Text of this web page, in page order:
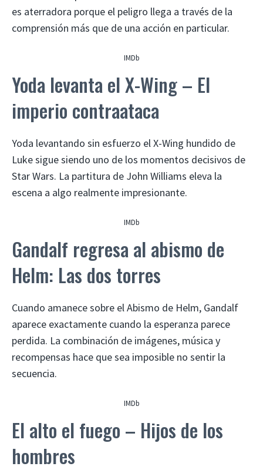
es aterradora porque el peligro llega a través de la
comprensión más que de una acción en particular.
IMDb
Yoda levanta el X-Wing – El
imperio contraataca
Yoda levantando sin esfuerzo el X-Wing hundido de
Luke sigue siendo uno de los momentos decisivos de
Star Wars. La partitura de John Williams eleva la
escena a algo realmente impresionante.
IMDb
Gandalf regresa al abismo de
Helm: Las dos torres
Cuando amanece sobre el Abismo de Helm, Gandalf
aparece exactamente cuando la esperanza parece
perdida. La combinación de imágenes, música y
recompensas hace que sea imposible no sentir la
secuencia.
IMDb
El alto el fuego – Hijos de los
hombres